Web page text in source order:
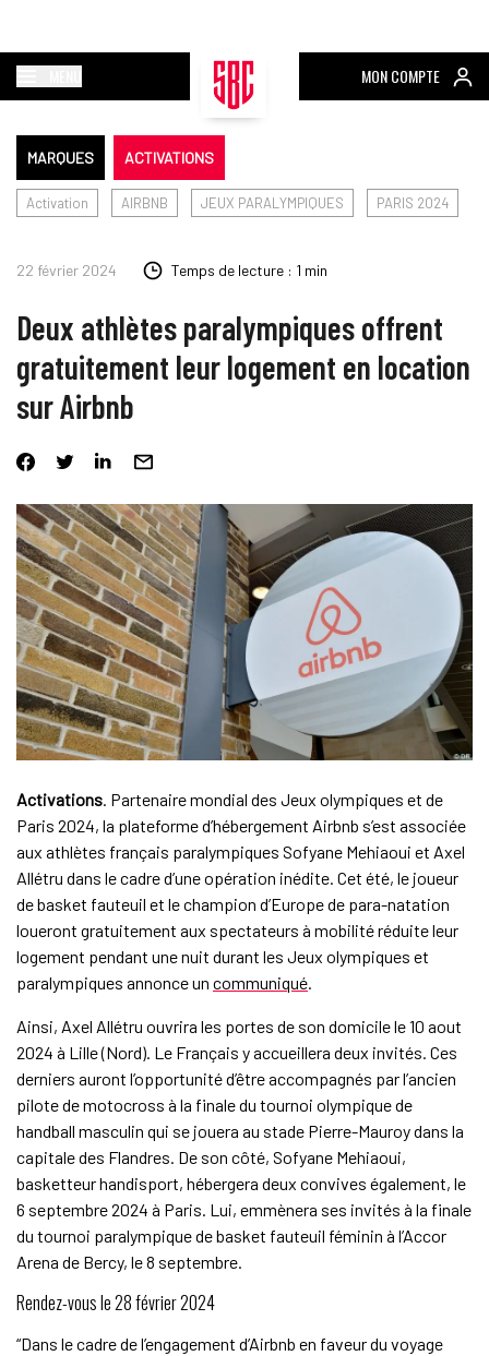
MON COMPTE
MARQUES ACTIVATIONS
Activation AIRBNB JEUX PARALYMPIQUES PARIS 2024
22 février 2024 Temps de lecture : 1 min
Deux athlètes paralympiques offrent
gratuitement leur logement en location
sur Airbnb
Activations. Partenaire mondial des Jeux olympiques et de
Paris 2024, la plateforme d’hébergement Airbnb s’est associée
aux athlètes français paralympiques Sofyane Mehiaoui et Axel
Allétru dans le cadre d’une opération inédite. Cet été, le joueur
de basket fauteuil et le champion d’Europe de para-natation
loueront gratuitement aux spectateurs à mobilité réduite leur
logement pendant une nuit durant les Jeux olympiques et
paralympiques annonce un communiqué.
Ainsi, Axel Allétru ouvrira les portes de son domicile le 10 aout
2024 à Lille (Nord). Le Français y accueillera deux invités. Ces
derniers auront l’opportunité d’être accompagnés par l’ancien
pilote de motocross à la finale du tournoi olympique de
handball masculin qui se jouera au stade Pierre-Mauroy dans la
capitale des Flandres. De son côté, Sofyane Mehiaoui,
basketteur handisport, hébergera deux convives également, le
6 septembre 2024 à Paris. Lui, emmènera ses invités à la finale
du tournoi paralympique de basket fauteuil féminin à l’Accor
Arena de Bercy, le 8 septembre.
Rendez-vous le 28 février 2024
“Dans le cadre de l’engagement d’Airbnb en faveur du voyage